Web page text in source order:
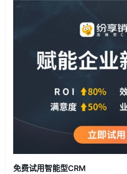
免费试用智能型CRM